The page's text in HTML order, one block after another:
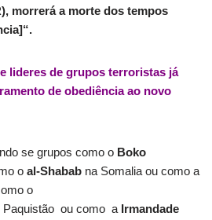
morrerá a morte dos tempos
lideres de grupos terroristas já
de obediência ao novo
se grupos como o Boko
o al-Shabab na Somalia ou como a
o
Paquistão ou como a Irmandade